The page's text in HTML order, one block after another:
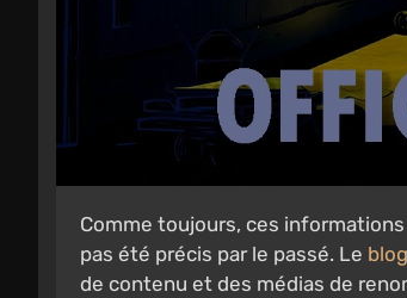
Comme toujours, ces
pas été précis par le passé. Le
de contenu et des médias de